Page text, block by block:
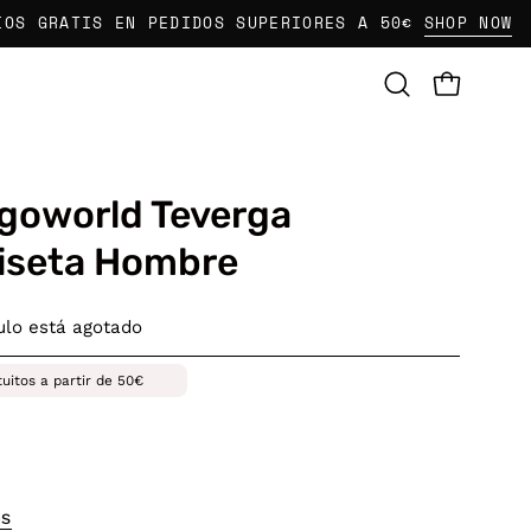
EN PEDIDOS SUPERIORES A 50€SHOP NOW
AbrirCARRO
Teverga
Hombre
está agotado
a partir de 50€